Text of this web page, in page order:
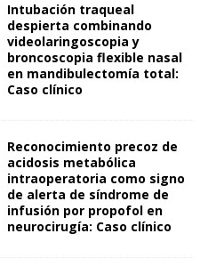
Intubación traqueal
despierta combinando
videolaringoscopia y
broncoscopia flexible nasal
en mandibulectomía total:
Caso clínico
Reconocimiento precoz de
acidosis metabólica
intraoperatoria como signo
de alerta de síndrome de
infusión por propofol en
neurocirugía: Caso clínico